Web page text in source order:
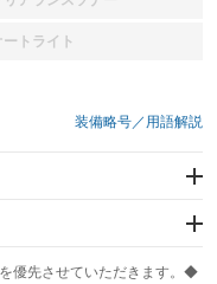
装備なし
ートライト
装備なし
装備略号／用語解説
優先させていただきます。◆